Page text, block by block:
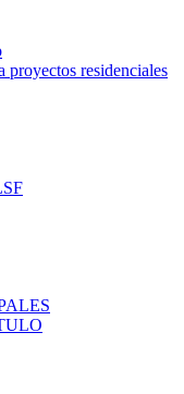
proyectos residenciales